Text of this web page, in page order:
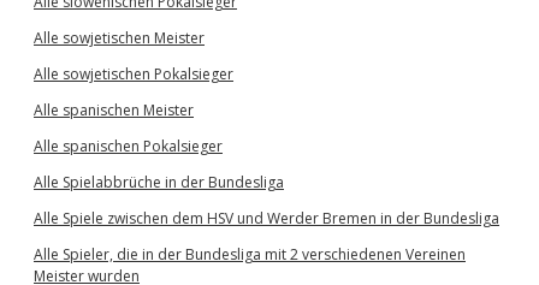
Alle sowjetischen Meister
Alle sowjetischen Pokalsieger
Alle spanischen Meister
Alle spanischen Pokalsieger
Alle Spielabbrüche in der Bundesliga
Alle Spiele zwischen dem HSV und Werder Bremen in der Bundesliga
Alle Spieler, die in der Bundesliga mit 2 verschiedenen Vereinen
Meister wurden